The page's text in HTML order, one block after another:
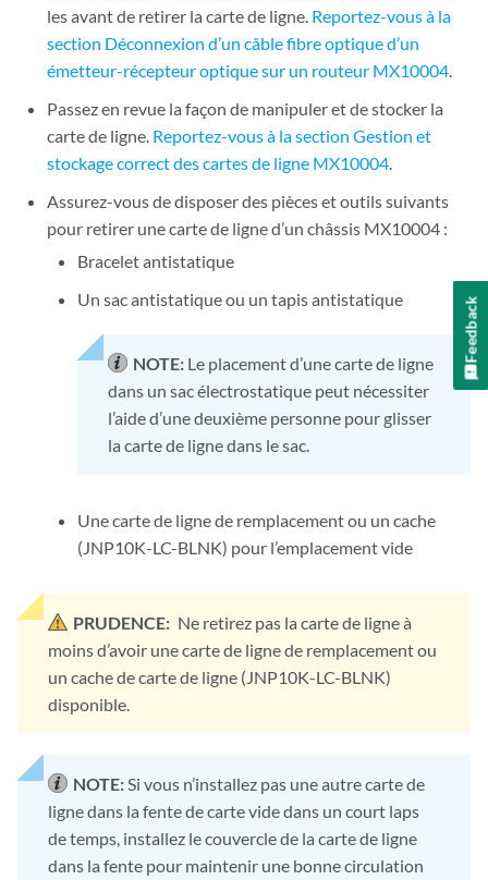
les avant de retirer la carte de ligne. Reportez-vous à la
section Déconnexion d’un câble fibre optique d’un
émetteur-récepteur optique sur un routeur MX10004
Passez en revue la façon de manipuler et de stocker la
carte de ligne. Reportez-vous à la section Gestion et
stockage correct des cartes de ligne MX10004
Assurez-vous de disposer des pièces et outils suivants
pour retirer une carte de ligne d’un châssis MX10004 :
Bracelet antistatique
Un sac antistatique ou un tapis antistatique
NOTE: Le placement d’une carte de ligne
dans un sac électrostatique peut nécessiter
l’aide d’une deuxième personne pour glisser
la carte de ligne dans le sac.
Une carte de ligne de remplacement ou un cache
(JNP10K-LC-BLNK) pour l’emplacement vide
PRUDENCE: Ne retirez pas la carte de ligne à
moins d’avoir une carte de ligne de remplacement ou
un cache de carte de ligne (JNP10K-LC-BLNK)
disponible.
NOTE: Si vous n’installez pas une autre carte de
ligne dans la fente de carte vide dans un court laps
de temps, installez le couvercle de la carte de ligne
dans la fente pour maintenir une bonne circulation
Feedback